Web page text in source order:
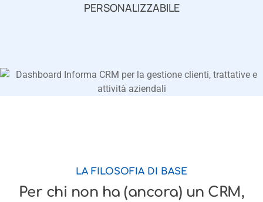
PERSONALIZZABILE
LA FILOSOFIA DI BASE
Per chi non ha (ancora) un CRM,